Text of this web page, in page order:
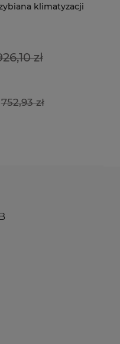
klimatyzacji
zł
752,93 zł
o wymiarach